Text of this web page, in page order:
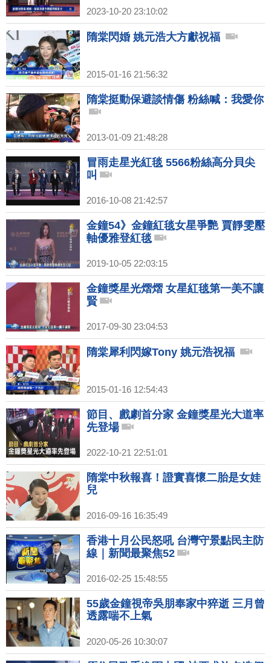
2023-10-20 23:10:02
隋棠閃婚 姚元浩大方獻祝福
2015-01-16 21:56:32
隋棠挺動保避談情傷 粉絲喊：我愛你
2013-01-09 21:48:28
冒雨走星光紅毯 5566粉絲高分貝尖
叫
2016-10-08 21:42:57
金鐘54》金鐘紅毯女星爭艷 賈靜雯壓
軸優雅登紅毯
2019-10-05 22:03:15
金鐘獎星光熠熠 女星紅毯第一美不讓
賢
2017-09-30 23:04:53
隋棠犀利閃嫁Tony 姚元浩祝福
2015-01-16 12:54:43
節目、戲劇首分家 金鐘獎星光大道率
先登場
2022-10-21 22:51:01
隋棠中秋報喜！證實喜懷二胎是女娃
兒
2016-09-16 16:35:49
香港十月公民怒吼 台灣守景點民主防
線｜新聞最聚焦52
2016-02-25 15:48:55
55歲金鐘視帝吳朋奉家中猝逝 三月曾
透露喘不上氣
2020-05-26 10:30:07